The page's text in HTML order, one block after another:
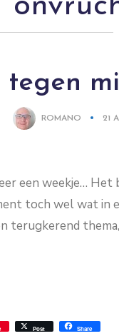
tegen
ROMANO 21
een weekje…
toch wel wat in
terugkerend
Post Share